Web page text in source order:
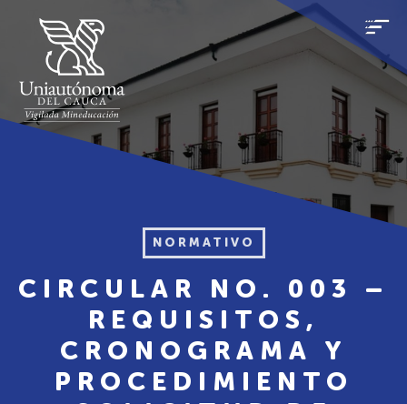
NORMATIVO
CIRCULAR NO. 003 –
REQUISITOS,
CRONOGRAMA Y
PROCEDIMIENTO